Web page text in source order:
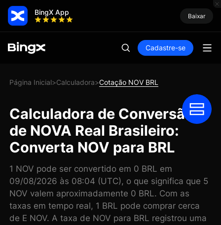
BingX App Baixar
Cadastre-se
Página Inicial>Calculadora>Cotação NOV BRL
Calculadora de Conversão
de NOVA Real Brasileiro:
Converta NOV para BRL
1 NOV pode ser convertido em 0 BRL em
09/08/2026 às 08:04 (UTC), o que significa que 5
NOV valem aproximadamente 0 BRL. Com as
taxas em tempo real, 1 BRL pode comprar cerca
de E NOV. A taxa de NOV para BRL registrou uma